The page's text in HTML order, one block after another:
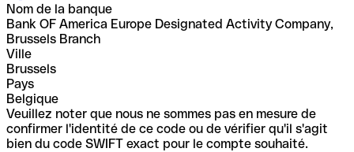
Nom de la banque
Bank OF America Europe Designated Activity Company,
Brussels Branch
Ville
Brussels
Pays
Belgique
Veuillez noter que nous ne sommes pas en mesure de
confirmer l'identité de ce code ou de vérifier qu'il s'agit
bien du code SWIFT exact pour le compte souhaité.